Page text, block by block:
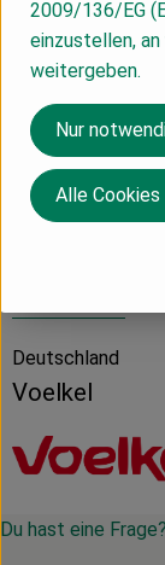
Nährwert-
Deutschland
Voelkel
Du hast eine
2009/136/EG
einzustellen,
weitergeben.
Nur
Alle Cookies